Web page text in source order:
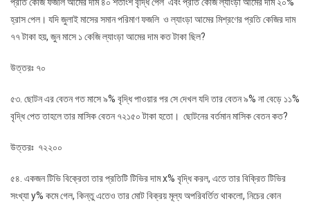
হ্রাস পেল। যদি জুলাই মাসের সমান পরিমাণ ফজলি ও ল্যাংড়া আমের মিশ্রণের প্রতি কেজির দাম
৭৭ টাকা হয়, জুন মাসে ১ কেজি ল্যাংড়া আমের দাম কত টাকা ছিল?
উত্তরঃ ৭০
৫৩. ছোটন এর বেতন গত মাসে ৯% বৃদ্ধি পাওয়ার পর সে দেখল যদি তার বেতন ৯% না বেড়ে ১১%
বৃদ্ধি পেত তাহলে তার মাসিক বেতন ৭২১৫০ টাকা হতো। ছোটনের বর্তমান মাসিক বেতন কত?
উত্তরঃ ৭২২০০
৫৪. একজন টিভি বিক্রেতা তার প্রতিটি টিভির দাম x% বৃদ্ধি করল, এতে তার বিক্রিত টিভির
সংখ্যা y% কমে গেল, কিন্তু এতেও তার মোট বিক্রয় মূল্য অপরিবর্তিত থাকলো, নিচের কোন